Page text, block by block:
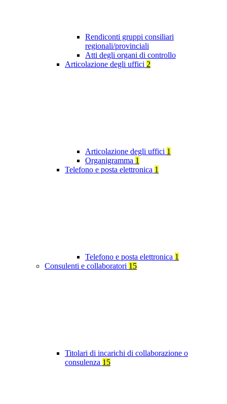
Rendiconti gruppi consiliari
regionali/provinciali
Atti degli organi di controllo
Articolazione degli uffici 2
Articolazione degli uffici 1
Organigramma 1
Telefono e posta elettronica 1
Telefono e posta elettronica 1
Consulenti e collaboratori 15
Titolari di incarichi di collaborazione o
consulenza 15